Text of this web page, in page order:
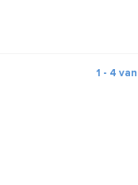
1 - 4